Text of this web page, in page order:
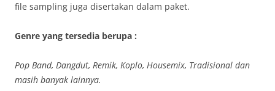
file sampling juga disertakan dalam paket.
Genre yang tersedia berupa :
Pop Band, Dangdut, Remik, Koplo, Housemix, Tradisional dan
masih banyak lainnya.